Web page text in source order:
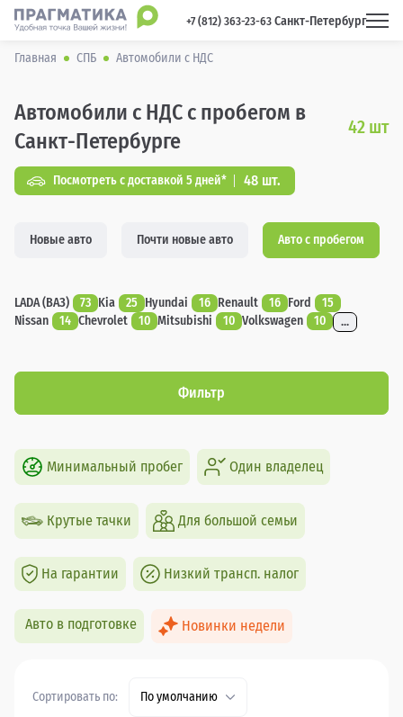
+7 (812) 363-23-63 Санкт-Петербург
Главная СПБ Автомобили с НДС
Автомобили с НДС с пробегом в
Санкт-Петербурге
42 шт
Посмотреть с доставкой 5 дней* 48 шт.
Новые авто Почти новые авто Авто с пробегом
LADA (ВАЗ) 73 Kia 25 Hyundai 16 Renault 16 Ford
15
Nissan
14 Chevrolet 10 Mitsubishi 10 Volkswagen 10 ...
Фильтр
Минимальный пробег Один владелец
Крутые тачки Для большой семьи
На гарантии Низкий трансп. налог
Авто в подготовке Новинки недели
Сортировать по: По умолчанию